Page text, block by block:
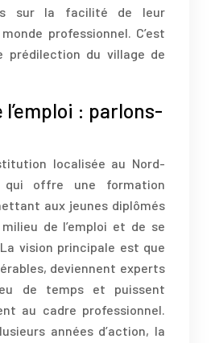
sur la facilité de leur
professionnel. C’est
prédilection du village de
l’emploi : parlons-
localisée au Nord-
qui offre une formation
aux jeunes diplômés
milieu de l’emploi et de se
vision principale est que
deviennent experts
de temps et puissent
au cadre professionnel.
années d’action, la